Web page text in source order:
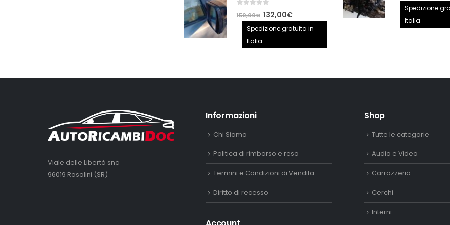
150,00€ Il
prezzo
132,00€Il
prezzo
Spedizione gratuita in
Italia
prezzo
Spedizione
Italia
Viale delle Libertà snc
96019 Rosolini (SR)
Informazioni
Chi Siamo
Politica di rimborso e reso
Termini e Condizioni di Vendita
Diritto di recesso
Shop
Tutte le categorie
Audio e Video
Carrozzeria
Cerchi
Interni